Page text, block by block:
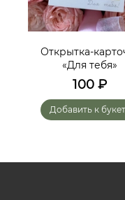
Открытка-
«Для тебя»
100 ₽
Добавить к